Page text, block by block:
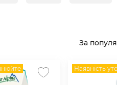
За
Наявність